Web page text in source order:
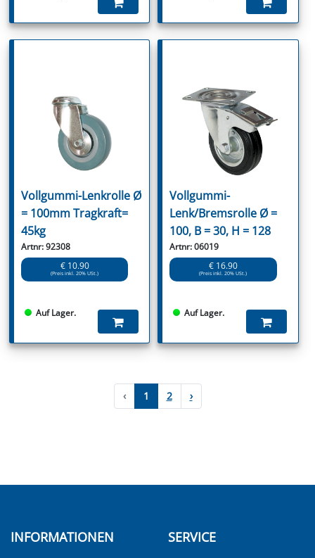
Vollgummi-Lenkrolle Ø
= 100mm Tragkraft=
45kg
Artnr: 92308
€ 10.90
(Preis inkl. 20% USt.)
Auf Lager.
Vollgummi-
Lenk/Bremsrolle Ø =
100, B = 30, H = 128
Artnr: 06019
€ 16.90
(Preis inkl. 20% USt.)
Auf Lager.
‹ 1 2 ›
INFORMATIONEN SERVICE